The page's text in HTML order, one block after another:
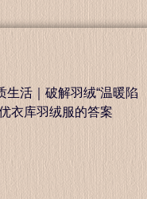
生活｜破解羽绒“温暖陷
衣库羽绒服的答案